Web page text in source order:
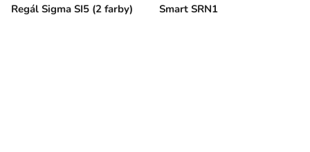
Regál Sigma SI5 (2 farby)
Smart SRN1